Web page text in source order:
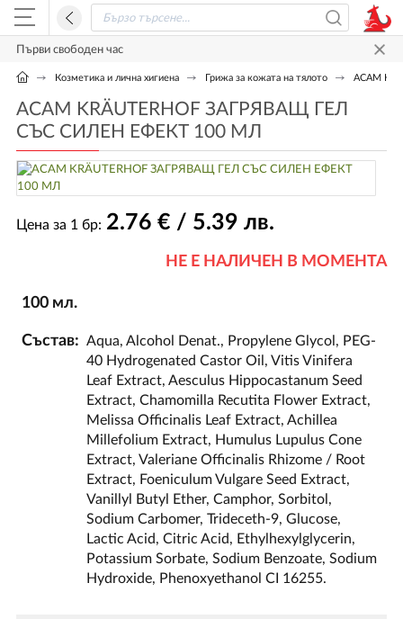
Първи свободен час
Козметика и лична хигиена Грижа за кожата на тялото АСАМ
АСАМ KRÄUTERHOF ЗАГРЯВАЩ ГЕЛ
СЪС СИЛЕН ЕФЕКТ 100 МЛ
Цена за 1 бр: 2.76 € / 5.39 лв.
НЕ Е НАЛИЧЕН В МОМЕНТА
100 мл.
Състав: Aqua, Alcohol Denat., Propylene Glycol, PEG-
40 Hydrogenated Castor Oil, Vitis Vinifera
Leaf Extract, Aesculus Hippocastanum Seed
Extract, Chamomilla Recutita Flower Extract,
Melissa Officinalis Leaf Extract, Achillea
Millefolium Extract, Humulus Lupulus Cone
Extract, Valeriane Officinalis Rhizome / Root
Extract, Foeniculum Vulgare Seed Extract,
Vanillyl Butyl Ether, Camphor, Sorbitol,
Sodium Carbomer, Trideceth-9, Glucose,
Lactic Acid, Citric Acid, Ethylhexylglycerin,
Potassium Sorbate, Sodium Benzoate, Sodium
Hydroxide, Phenoxyethanol CI 16255.